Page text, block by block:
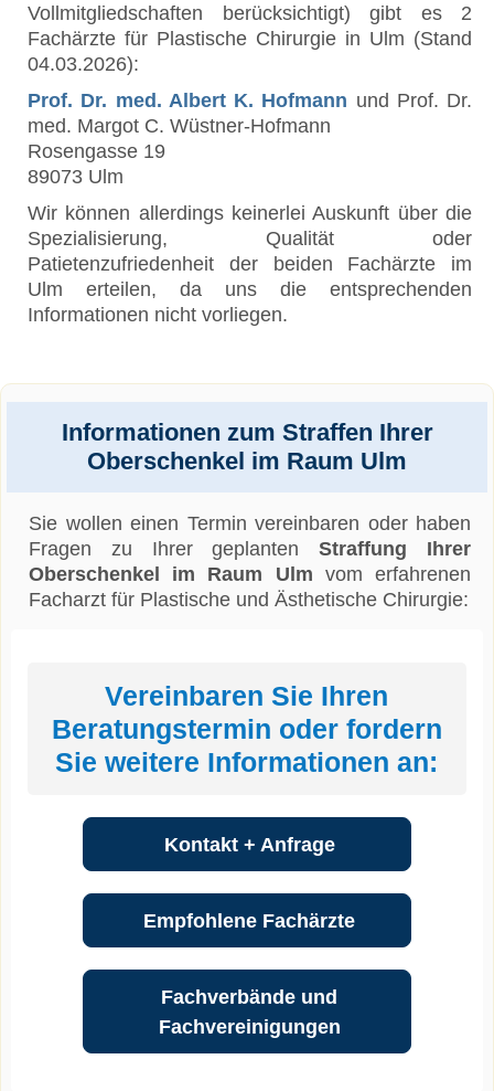
Vollmitgliedschaften berücksichtigt) gibt es 2
Fachärzte für Plastische Chirurgie in Ulm (Stand
04.03.2026):
Prof. Dr. med. Albert K. Hofmann und Prof. Dr.
med. Margot C. Wüstner-Hofmann
Rosengasse 19
89073 Ulm
Wir können allerdings keinerlei Auskunft über die
Spezialisierung, Qualität oder
Patietenzufriedenheit der beiden Fachärzte im
Ulm erteilen, da uns die entsprechenden
Informationen nicht vorliegen.
Informationen zum Straffen Ihrer
Oberschenkel im Raum Ulm
Sie wollen einen Termin vereinbaren oder haben
Fragen zu Ihrer geplantenStraffung Ihrer
Oberschenkel im Raum Ulm vom erfahrenen
Facharzt für Plastische und Ästhetische Chirurgie:
Vereinbaren Sie Ihren
Beratungstermin oder fordern
Sie weitere Informationen an:
Kontakt + Anfrage
Empfohlene Fachärzte
Fachverbände und
Fachvereinigungen